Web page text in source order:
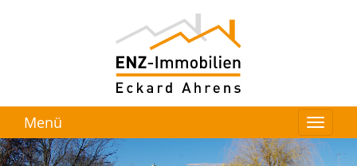
Menü